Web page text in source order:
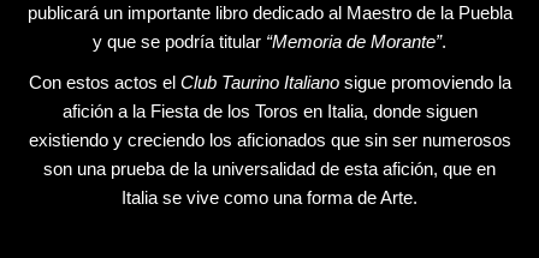
publicará un importante libro dedicado al Maestro de la Puebla
y que se podría titular “Memoria de Morante”.
Con estos actos el Club Taurino Italianosigue promoviendo la
afición a la Fiesta de los Toros en Italia, donde siguen
existiendo y creciendo los aficionados que sin ser numerosos
son una prueba de la universalidad de esta afición, que en
Italia se vive como una forma de Arte.